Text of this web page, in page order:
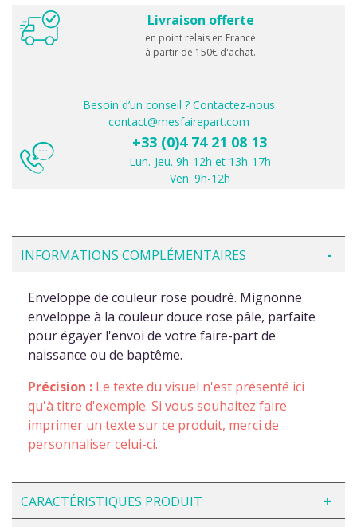
Livraison offerte
en point relais en France
à partir de 150€ d'achat.
Besoin d’un conseil ? Contactez-nous
contact@mesfairepart.com
+33 (0)4 74 21 08 13
Lun.-Jeu. 9h-12h et 13h-17h
Ven. 9h-12h
INFORMATIONS COMPLÉMENTAIRES
Enveloppe de couleur rose poudré. Mignonne
enveloppe à la couleur douce rose pâle, parfaite
pour égayer l'envoi de votre faire-part de
naissance ou de baptême.
Précision : Le texte du visuel n'est présenté ici
qu'à titre d'exemple. Si vous souhaitez faire
imprimer un texte sur ce produit, merci de
personnaliser celui-ci.
CARACTÉRISTIQUES PRODUIT